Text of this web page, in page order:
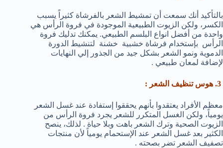
بالتأكيد أنك سمعت أن تمشيط الشعر بالفرشاة كثيراً يسبب
الكسر، ولكن الزيوت الطبيعية الموجودة في فروة الرأس هي
واحدة من أفضل انواع البلسم الطبيعي. يمكنك تدليك فروة
الرأس بإستخدام فرشاة خشبية خشنة لتنشيط الدورة
الدموية ونمو الشعر بشكل جيد من الجذور إلي النهايات
لإضافة لمعان طبيعي .
معظم الأفراد يعتقدوا بأنهم يحققوا إستفادة عند غسل الشعر
يومياً، ولكن الغسل المتكرر للشعر يجرد فروة الرأس من
الزيوت الصحية وترك الشعر باهت وبلا حياة . لذلك، ينصح
الكثير بعد غسل الشعر عند الإستحمام يومياً لأن منتجات
تصفيف الشعر تضر بصحته .